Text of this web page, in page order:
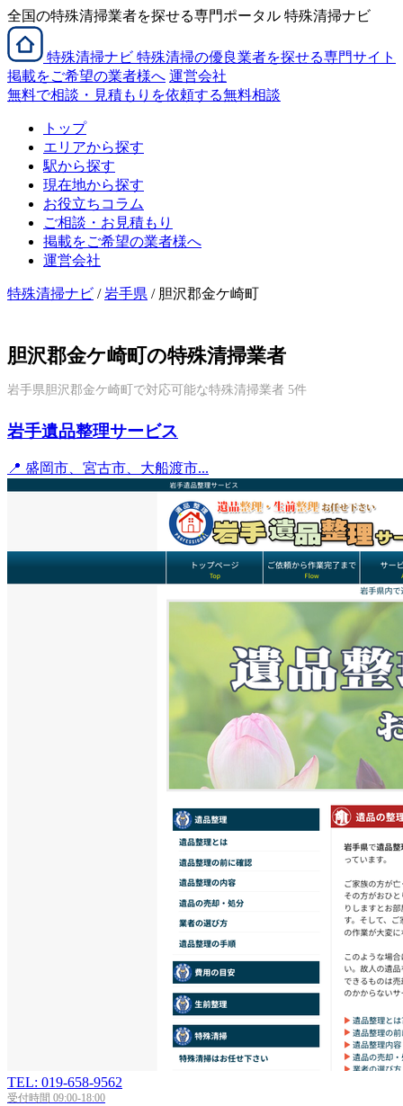
全国の特殊清掃業者を探せる専門ポータル 特殊清掃ナビ
特殊清掃ナビ 特殊清掃の優良業者を探せる専門サイト
掲載をご希望の業者様へ 運営会社
無料で相談・見積もりを依頼する無料相談
トップ
エリアから探す
駅から探す
現在地から探す
お役立ちコラム
ご相談・お見積もり
掲載をご希望の業者様へ
運営会社
特殊清掃ナビ /岩手県 / 胆沢郡金ケ崎町
胆沢郡金ケ崎町の特殊清掃業者
岩手県胆沢郡金ケ崎町で対応可能な特殊清掃業者 5件
岩手遺品整理サービス
📍 盛岡市、宮古市、大船渡市...
TEL: 019-658-9562
受付時間 09:00-18:00